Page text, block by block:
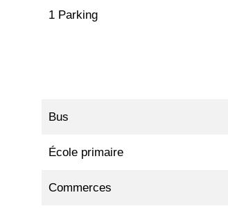
1 Parking
Bus
École primaire
Commerces